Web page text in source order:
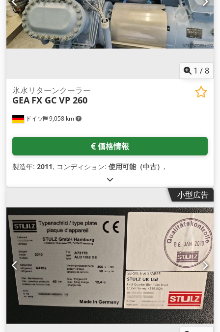
1 /8
ドイツ 9,058 km
氷水リターンクーラー
GEA FX GC VP 260
価格情報
製造年: 2011, コンディション: 使用可能（中古） ,
小型広告